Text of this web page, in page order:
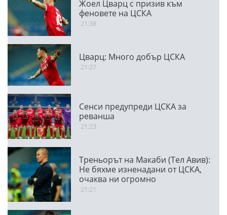
Жоел Цварц с призив към
феновете на ЦСКА
21:38
Цварц: Много добър ЦСКА
21:27
Сенси предупреди ЦСКА за
реванша
21:23
Треньорът на Макаби (Тел Авив):
Не бяхме изненадани от ЦСКА,
очаква ни огромно
предизвикателство
21:21